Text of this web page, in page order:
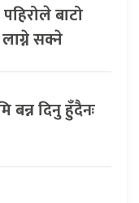
बाटो
सक्ने
बन्न दिनु हुँदैनः